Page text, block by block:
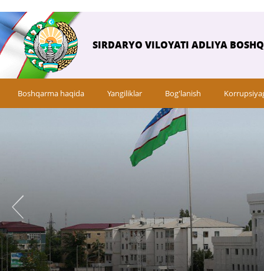
SIRDARYO VILOYATI ADLIYA
Boshqarma haqida Yangiliklar Bog'lanish